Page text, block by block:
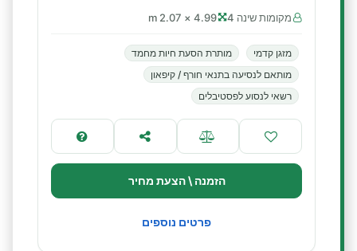
מקומות שינה 4 4.99 × 2.07 m
מזגן קדמי
מותרת הסעת חיות מחמד
מותאם לנסיעה בתנאי חורף / קיפאון
רשאי לנסוע לפסטיבלים
הזמנה \ הצעת מחיר
פרטים נוספים